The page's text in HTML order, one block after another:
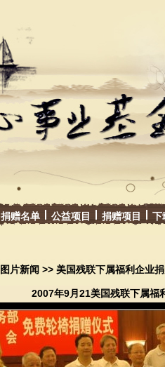
捐赠名单 公益项目 捐赠项目 下
图片新闻 >> 美国残联下属福利企业
2007年9月21美国残联下属福